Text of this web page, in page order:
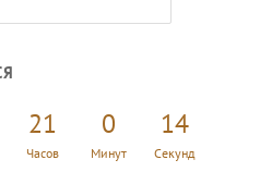
21
Часов
0
Минут
14
Секунд